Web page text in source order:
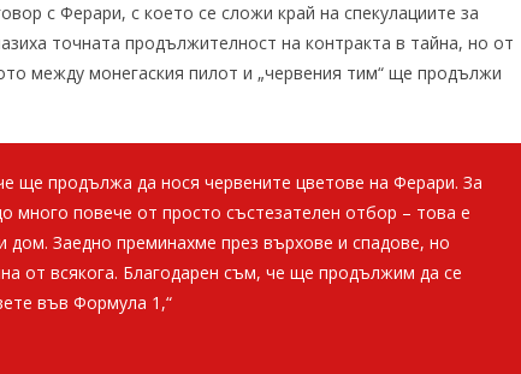
с Ферари, с което се сложи край на спекулациите за
точната продължителност на контракта в тайна, но от
между монегаския пилот и „червения тим“ ще продължи
ще продължа да нося червените цветове на Ферари. За
много повече от просто състезателен отбор – това е
дом. Заедно преминахме през върхове и спадове, но
от всякога. Благодарен съм, че ще продължим да се
във Формула 1,“